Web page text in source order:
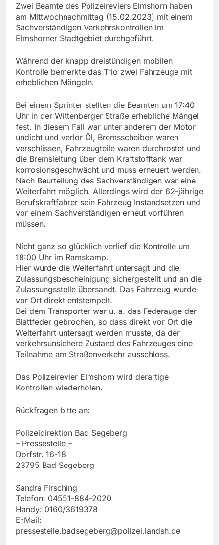
Zwei Beamte des Polizeireviers Elmshorn haben
am Mittwochnachmittag (15.02.2023) mit einem
Sachverständigen Verkehrskontrollen im
Elmshorner Stadtgebiet durchgeführt.
Während der knapp dreistündigen mobilen
Kontrolle bemerkte das Trio zwei Fahrzeuge mit
erheblichen Mängeln.
Bei einem Sprinter stellten die Beamten um 17:40
Uhr in der Wittenberger Straße erhebliche Mängel
fest. In diesem Fall war unter anderem der Motor
undicht und verlor Öl, Bremsscheiben waren
verschlissen, Fahrzeugteile waren durchrostet und
die Bremsleitung über dem Kraftstofftank war
korrosionsgeschwächt und muss erneuert werden.
Nach Beurteilung des Sachverständigen war eine
Weiterfahrt möglich. Allerdings wird der 62-jährige
Berufskraftfahrer sein Fahrzeug Instandsetzen und
vor einem Sachverständigen erneut vorführen
müssen.
Nicht ganz so glücklich verlief die Kontrolle um
18:00 Uhr im Ramskamp.
Hier wurde die Weiterfahrt untersagt und die
Zulassungsbescheinigung sichergestellt und an die
Zulassungsstelle übersandt. Das Fahrzeug wurde
vor Ort direkt entstempelt.
Bei dem Transporter war u. a. das Federauge der
Blattfeder gebrochen, so dass direkt vor Ort die
Weiterfahrt untersagt werden musste, da der
verkehrsunsichere Zustand des Fahrzeuges eine
Teilnahme am Straßenverkehr ausschloss.
Das Polizeirevier Elmshorn wird derartige
Kontrollen wiederholen.
Rückfragen bitte an:
Polizeidirektion Bad Segeberg
– Pressestelle –
Dorfstr. 16-18
23795 Bad Segeberg
Sandra Firsching
Telefon: 04551-884-2020
Handy: 0160/3619378
E-Mail:
pressestelle.badsegeberg@polizei.landsh.de